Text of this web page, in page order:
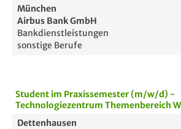
Bewertung
München
Airbus Bank GmbH
Bankdienstleistungen
sonstige Berufe
Student im Praxissemester (m/w/d) -
Technologiezentrum Themenbereich
Dettenhausen